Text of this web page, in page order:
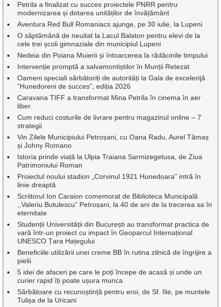
Petrila a finalizat cu succes proiectele PNRR pentru
modernizarea și dotarea unităților de învățământ
Aventura Red Bull Romaniacs ajunge, pe 30 iulie, la Lupeni
O săptămână de neuitat la Lacul Balaton pentru elevi de la
cele trei școli gimnaziale din municipiul Lupeni
Nedeia din Poiana Muierii și întoarcerea la rădăcinile timpului
Intervenție promptă a salvamontiștilor în Munții Retezat
Oameni speciali sărbătoriți de autorități la Gala de excelenţă
”Hunedoreni de succes”, ediția 2026
Caravana TIFF a transformat Mina Petrila în cinema în aer
liber.
Cum reduci costurile de livrare pentru magazinul online – 7
strategii
Vin Zilele Municipiului Petroșani, cu Oana Radu, Aurel Tămaș
și Johny Romano
Istoria prinde viață la Ulpia Traiana Sarmizegetusa, de Ziua
Patrimoniului Roman
Proiectul noului stadion „Corvinul 1921 Hunedoara” intră în
linie dreaptă
Scriitorul Ion Caraion comemorat de Biblioteca Municipală
,,Valeriu Butulescu” Petroșani, la 40 de ani de la trecerea sa în
eternitate
Studenții Universității din București au transformat practica de
vară într-un proiect cu impact în Geoparcul Internațional
UNESCO Țara Hațegului
Beneficiile utilizării unei creme BB în rutina zilnică de îngrijire a
pielii
5 idei de afaceri pe care le poți începe de acasă și unde un
curier rapid îți poate ușura munca
Sărbătoare cu recunoștință pentru eroi, de Sf. Ilie, pe muntele
Tulișa de la Uricani